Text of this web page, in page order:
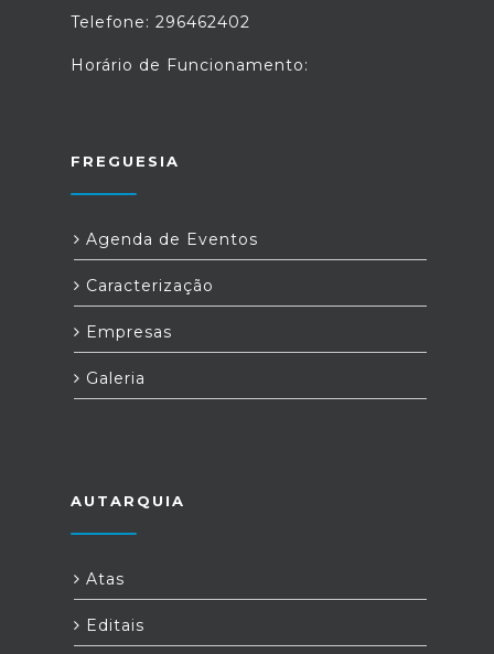
Telefone: 296462402
Horário de Funcionamento:
FREGUESIA
Agenda de Eventos
Caracterização
Empresas
Galeria
AUTARQUIA
Atas
Editais